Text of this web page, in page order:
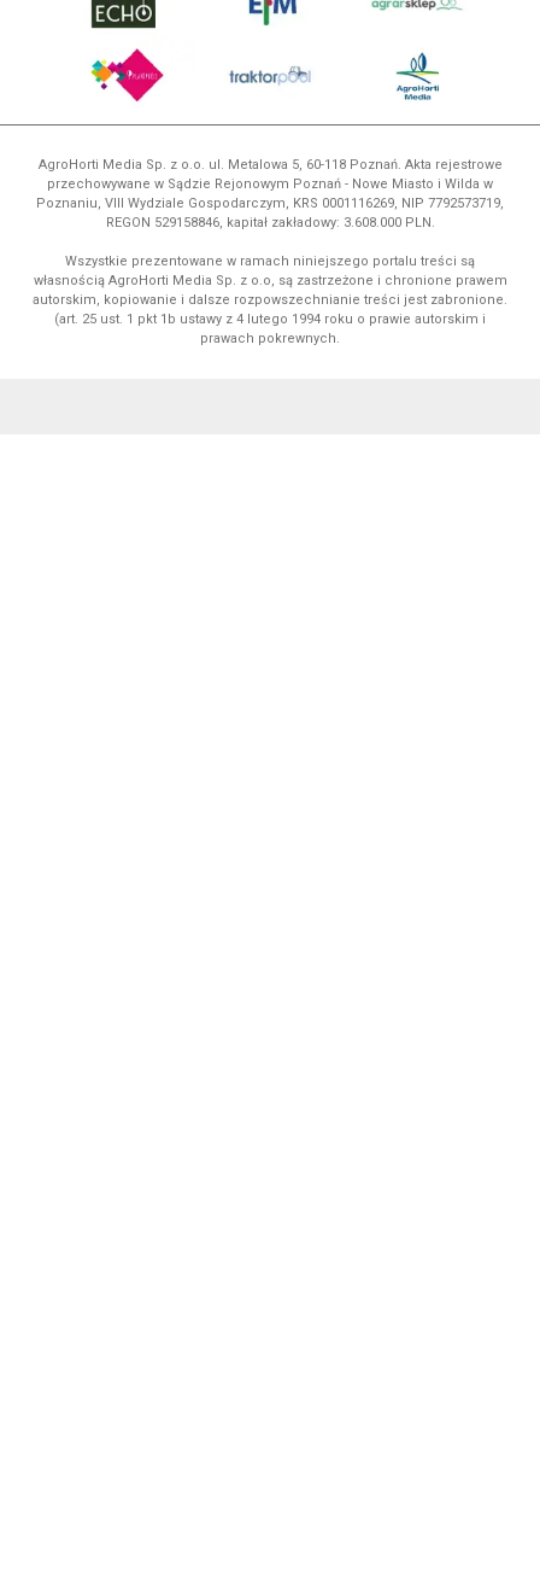
AgroHorti Media Sp. z o.o. ul. Metalowa 5, 60-118 Poznań. Akta rejestrowe
przechowywane w Sądzie Rejonowym Poznań - Nowe Miasto i Wilda w
Poznaniu, VIII Wydziale Gospodarczym, KRS 0001116269, NIP 7792573719,
REGON 529158846, kapitał zakładowy: 3.608.000 PLN.
Wszystkie prezentowane w ramach niniejszego portalu treści są
własnością AgroHorti Media Sp. z o.o, są zastrzeżone i chronione prawem
autorskim, kopiowanie i dalsze rozpowszechnianie treści jest zabronione.
(art. 25 ust. 1 pkt 1b ustawy z 4 lutego 1994 roku o prawie autorskim i
prawach pokrewnych.